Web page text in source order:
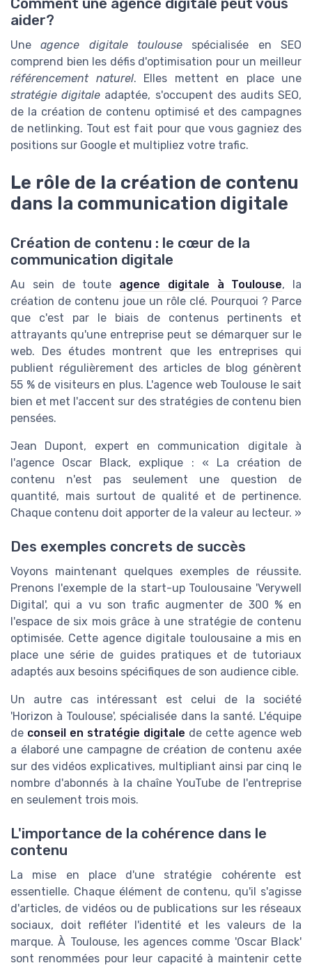
Comment une agence digitale peut vous
aider?
Uneagence digitale toulouse spécialisée en SEO
comprend bien les défis d'optimisation pour un meilleur
référencement naturel. Elles mettent en place une
stratégie digitale adaptée, s'occupent des audits SEO,
de la création de contenu optimisé et des campagnes
de netlinking. Tout est fait pour que vous gagniez des
positions sur Google et multipliez votre trafic.
Le rôle de la création de contenu
dans la communication digitale
Création de contenu : le cœur de la
communication digitale
Au sein de toute agence digitale à Toulouse, la
création de contenu joue un rôle clé. Pourquoi ? Parce
que c'est par le biais de contenus pertinents et
attrayants qu'une entreprise peut se démarquer sur le
web. Des études montrent que les entreprises qui
publient régulièrement des articles de blog génèrent
55 % de visiteurs en plus. L'agence web Toulouse le sait
bien et met l'accent sur des stratégies de contenu bien
pensées.
Jean Dupont, expert en communication digitale à
l'agence Oscar Black, explique : « La création de
contenu n'est pas seulement une question de
quantité, mais surtout de qualité et de pertinence.
Chaque contenu doit apporter de la valeur au lecteur. »
Des exemples concrets de succès
Voyons maintenant quelques exemples de réussite.
Prenons l'exemple de la start-up Toulousaine 'Verywell
Digital', qui a vu son trafic augmenter de 300 % en
l'espace de six mois grâce à une stratégie de contenu
optimisée. Cette agence digitale toulousaine a mis en
place une série de guides pratiques et de tutoriaux
adaptés aux besoins spécifiques de son audience cible.
Un autre cas intéressant est celui de la société
'Horizon à Toulouse', spécialisée dans la santé. L'équipe
de conseil en stratégie digitale de cette agence web
a élaboré une campagne de création de contenu axée
sur des vidéos explicatives, multipliant ainsi par cinq le
nombre d'abonnés à la chaîne YouTube de l'entreprise
en seulement trois mois.
L'importance de la cohérence dans le
contenu
La mise en place d'une stratégie cohérente est
essentielle. Chaque élément de contenu, qu'il s'agisse
d'articles, de vidéos ou de publications sur les réseaux
sociaux, doit refléter l'identité et les valeurs de la
marque. À Toulouse, les agences comme 'Oscar Black'
sont renommées pour leur capacité à maintenir cette